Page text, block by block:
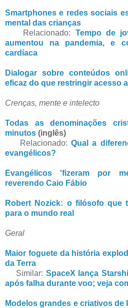
Smartphones e redes sociais
mental das crianças
Relacionado: Tempo de
aumentou na pandemia, e
cardíaca
Dialogar sobre conteúdos
eficaz do que restringir acesso
Crenças, mente e intelecto
Todas as denominações
minutos (inglês)
Relacionado:Qual a
evangélicos?
Evangélicos 'fizeram por
reverendo Caio Fábio
Robert Nozick: o filósofo que
para o mundo real
Geral
Maior foguete da história
da Terra
Similar: SpaceX lança
após falha durante voo; veja
Modelos grandes e criativos de